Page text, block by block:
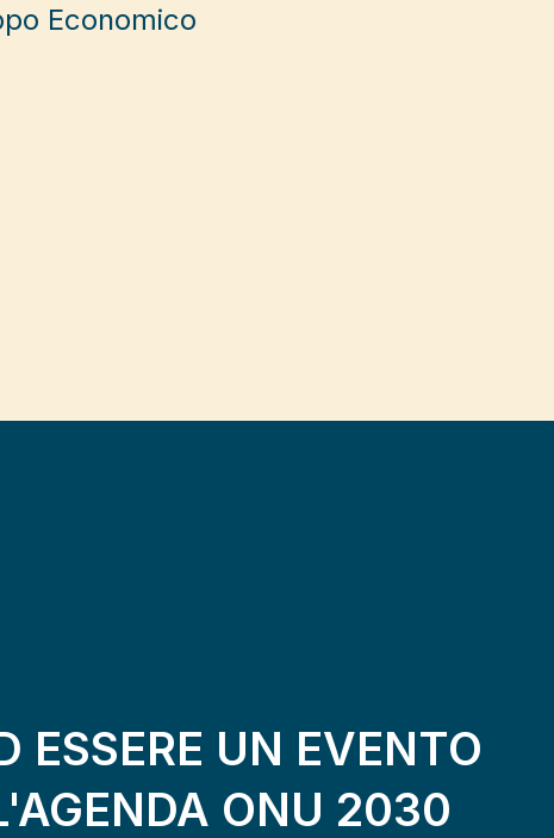
Economico
UN EVENTO
ONU 2030